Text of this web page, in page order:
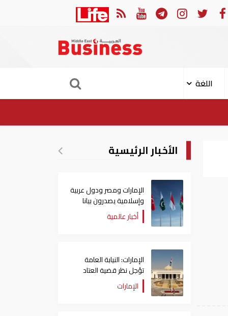
في النصف الأول.. رأس الخيمة تجذب استثمارات تتجاوز 771 مليون درهم
اللغة
الأخبار الرئيسية
الإمارات ومصر ودول عربية
وإسلامية يصدرون بيانا
مشتركا بشأن الانتهاكات
الإسرائيلية في غزة
أخبار عالمية
الإمارات: النيابة العامة
تؤجل نظر قضية العتاد
العسكري للسودان
الإمارات